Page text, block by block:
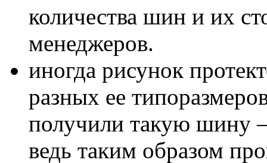
количества шин и их
менеджеров.
иногда рисунок
разных ее
получили такую шину
ведь таким образом